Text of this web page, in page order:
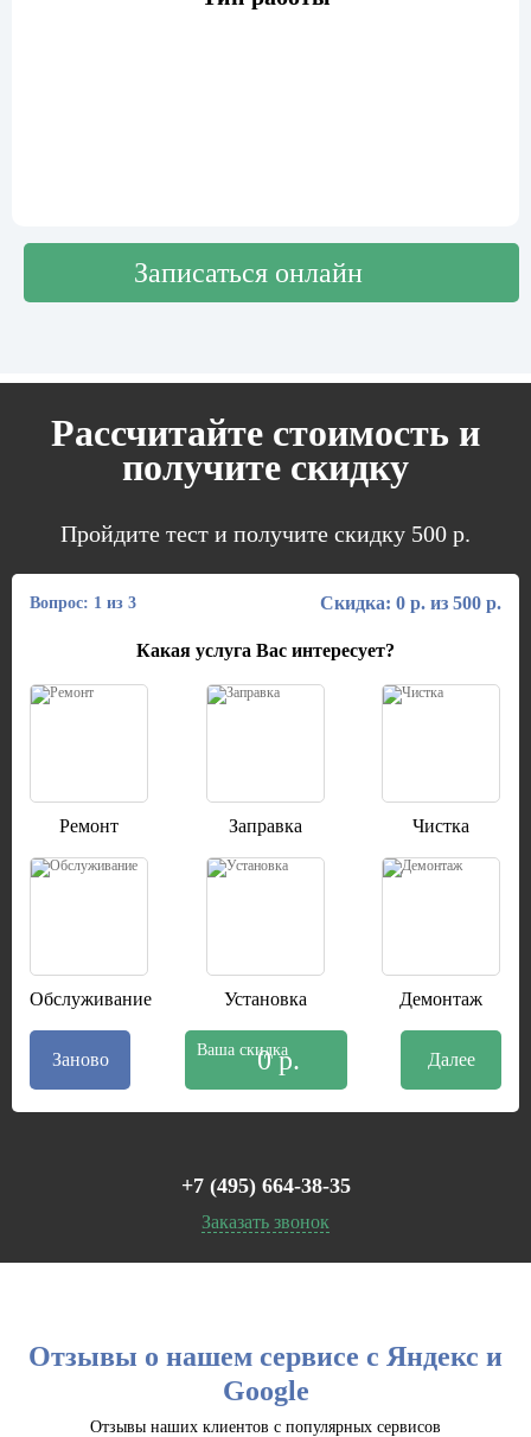
Записаться онлайн
Рассчитайте стоимость и
получите скидку
Пройдите тест и получите скидку 500 р.
Ваша скидка
0 р.
Скидка: 0 р. из 500 р.
Какая услуга Вас интересует?
Ремонт Заправка Чистка
Обслуживание Установка Демонтаж
Вопрос: 1 из 3
Заново
+7 (495) 664-38-35
Заказать звонок
Отзывы о нашем сервисе с Яндекс и
Google
Отзывы наших клиентов с популярных сервисов